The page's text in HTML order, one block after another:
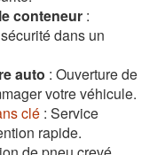
conteneur :
dans un
auto : Ouverture de
votre véhicule.
clé : Service
rapide.